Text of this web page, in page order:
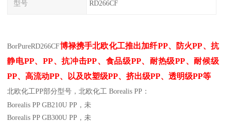
型号 RD266CF
BorPureRD266CF博禄携手北欧化工推出加纤PP、防火PP、抗
静电PP、PP、抗冲击PP、食品级PP、耐热级PP、耐候级
PP、高流动PP、以及吹塑级PP、挤出级PP、透明级PP等
北欧化工PP部分型号，北欧化工 Borealis PP：
Borealis PP GB210U PP ，未
Borealis PP GB300U PP ，未